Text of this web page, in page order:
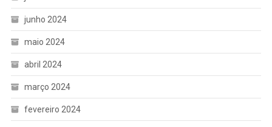
junho 2024
maio 2024
abril 2024
março 2024
fevereiro 2024